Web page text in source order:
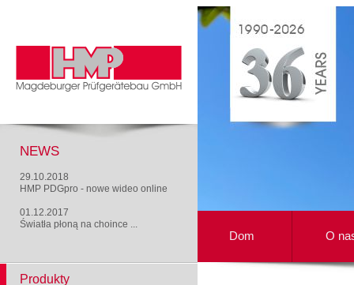
NEWS
29.10.2018
HMP PDGpro - nowe wideo online
01.12.2017
Światła płoną na choince ...
Dom O
Produkty